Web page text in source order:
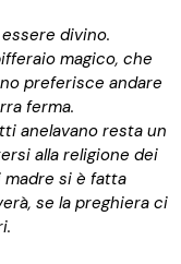
divino.
magico, che
preferisce andare
ferma.
anelavano resta un
alla religione dei
madre si è fatta
se la preghiera ci